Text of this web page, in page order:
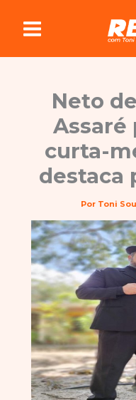
conteúdo
Neto
Assaré
curta-
destaca
Por Toni